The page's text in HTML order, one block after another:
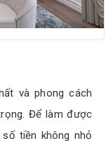
và phong cách
Để làm được
tiền không nhỏ